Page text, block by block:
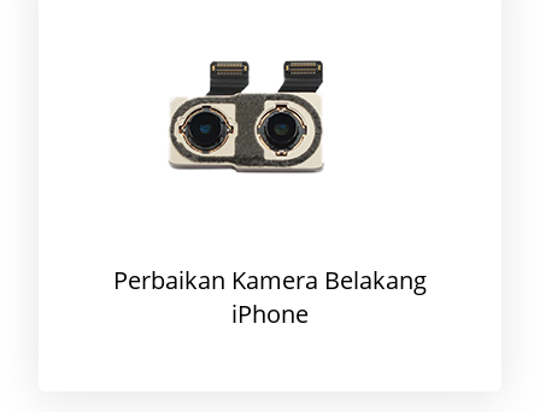
Perbaikan Kamera Belakang
iPhone